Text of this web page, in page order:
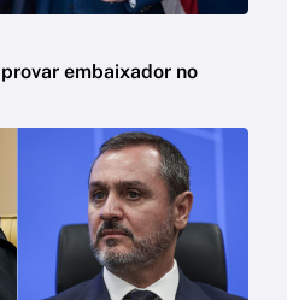
embaixador no